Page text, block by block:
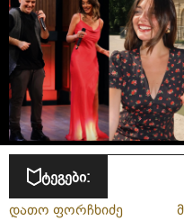
ტეგები:
დათო ფორჩხიძე